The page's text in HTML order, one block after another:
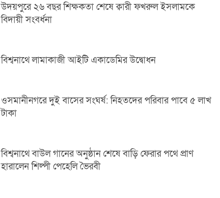
উদয়পুরে ২৬ বছর শিক্ষকতা শেষে ক্বারী ফখরুল ইসলামকে
বিদায়ী সংবর্ধনা
বিশ্বনাথে লামাকাজী আইটি একাডেমির উদ্বোধন
ওসমানীনগরে দুই বাসের সংঘর্ষ: নিহতদের পরিবার পাবে ৫ লাখ
টাকা
বিশ্বনাথে বাউল গানের অনুষ্ঠান শেষে বাড়ি ফেরার পথে প্রাণ
হারালেন শিল্পী পেহেলি ভৈরবী